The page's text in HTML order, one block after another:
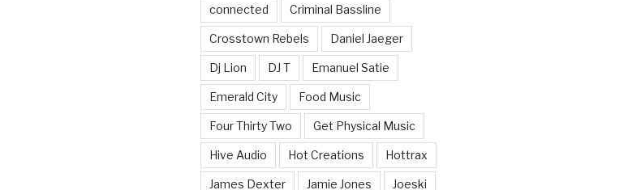
connected Criminal Bassline
Crosstown Rebels Daniel Jaeger
Dj Lion DJ T Emanuel Satie
Emerald City Food Music
Four Thirty Two Get Physical Music
Hive Audio Hot Creations Hottrax
James Dexter Jamie Jones Joeski